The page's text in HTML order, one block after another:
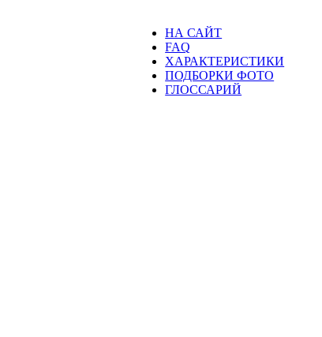
НА САЙТ
FAQ
ХАРАКТЕРИСТИКИ
ПОДБОРКИ ФОТО
ГЛОССАРИЙ